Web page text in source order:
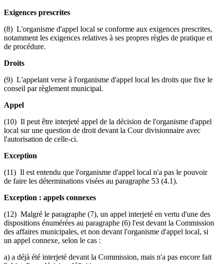
Exigences prescrites
(8) L'organisme d'appel local se conforme aux exigences prescrites,
notamment les exigences relatives à ses propres règles de pratique et
de procédure.
Droits
(9) L'appelant verse à l'organisme d'appel local les droits que fixe le
conseil par règlement municipal.
Appel
(10) Il peut être interjeté appel de la décision de l'organisme d'appel
local sur une question de droit devant la Cour divisionnaire avec
l'autorisation de celle-ci.
Exception
(11) Il est entendu que l'organisme d'appel local n'a pas le pouvoir
de faire les déterminations visées au paragraphe 53 (4.1).
Exception : appels connexes
(12) Malgré le paragraphe (7), un appel interjeté en vertu d'une des
dispositions énumérées au paragraphe (6) l'est devant la Commission
des affaires municipales, et non devant l'organisme d'appel local, si
un appel connexe, selon le cas :
a) a déjà été interjeté devant la Commission, mais n'a pas encore fait